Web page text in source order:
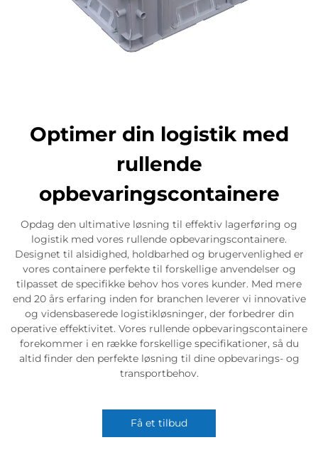
Optimer din logistik med
rullende
opbevaringscontainere
Opdag den ultimative løsning til effektiv lagerføring og
logistik med vores rullende opbevaringscontainere.
Designet til alsidighed, holdbarhed og brugervenlighed er
vores containere perfekte til forskellige anvendelser og
tilpasset de specifikke behov hos vores kunder. Med mere
end 20 års erfaring inden for branchen leverer vi innovative
og vidensbaserede logistikløsninger, der forbedrer din
operative effektivitet. Vores rullende opbevaringscontainere
forekommer i en række forskellige specifikationer, så du
altid finder den perfekte løsning til dine opbevarings- og
transportbehov.
Få et tilbud